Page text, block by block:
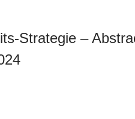
Strategie –